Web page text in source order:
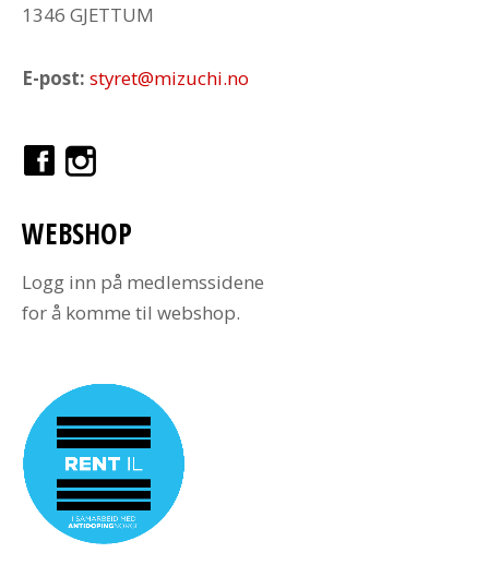
1346 GJETTUM
E-post: styret@mizuchi.no
WEBSHOP
Logg inn på medlemssidene
for å komme til webshop.